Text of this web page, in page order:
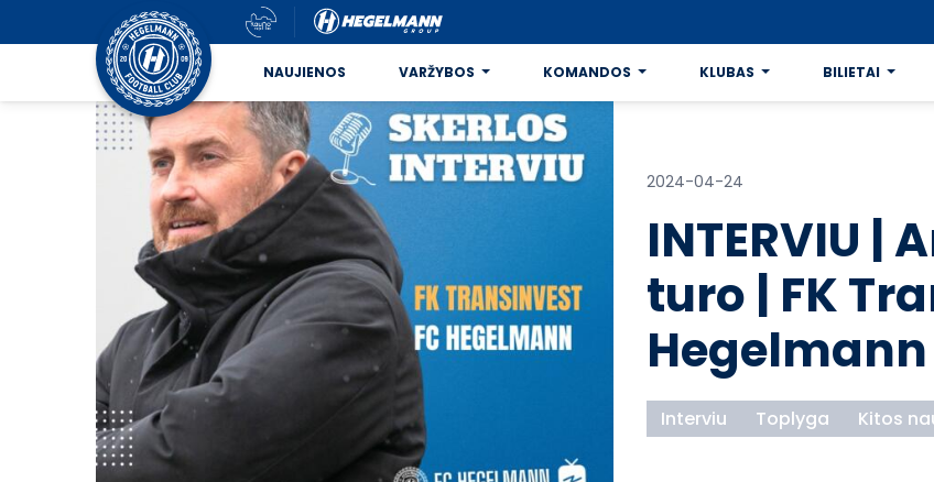
NAUJIENOS VARŽYBOS KOMANDOS KLUBAS BILIETAI
2024-04-24
INTERVIU |
turo | FK
Hegelmann
Interviu Toplyga Kitos